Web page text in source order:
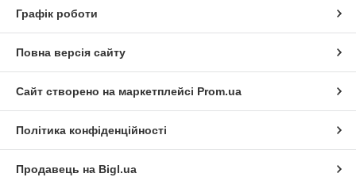
Графік роботи
Повна версія сайту
Сайт створено на маркетплейсі Prom.ua
Політика конфіденційності
Продавець на Bigl.ua